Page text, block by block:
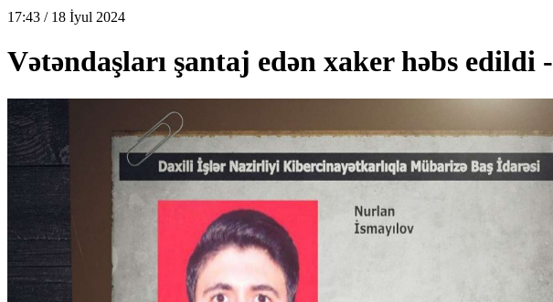
17:43 / 18 İyul 2024
Vətəndaşları şantaj edən xaker həbs edildi -